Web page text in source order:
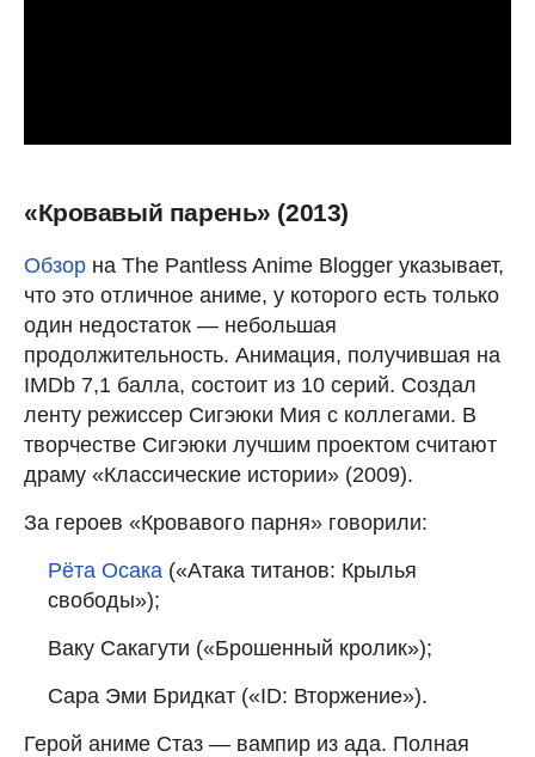
«Кровавый парень» (2013)
Обзор на The Pantless Anime Blogger указывает,
что это отличное аниме, у которого есть только
один недостаток — небольшая
продолжительность. Анимация, получившая на
IMDb 7,1 балла, состоит из 10 серий. Создал
ленту режиссер Сигэюки Мия с коллегами. В
творчестве Сигэюки лучшим проектом считают
драму «Классические истории» (2009).
За героев «Кровавого парня» говорили:
Рёта Осака («Атака титанов: Крылья
свободы»);
Ваку Сакагути («Брошенный кролик»);
Сара Эми Бридкат («ID: Вторжение»).
Герой аниме Стаз — вампир из ада. Полная